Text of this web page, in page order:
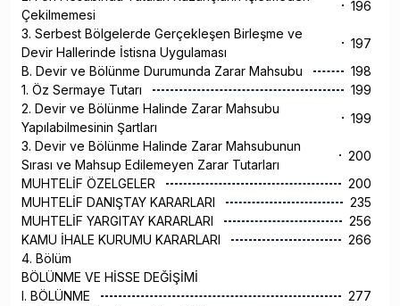
Çekilmemesi
196
3. Serbest Bölgelerde Gerçekleşen Birleşme ve
Devir Hallerinde İstisna Uygulaması
197
B. Devir ve Bölünme Durumunda Zarar Mahsubu
198
1. Öz Sermaye Tutarı
199
2. Devir ve Bölünme Halinde Zarar Mahsubu
Yapılabilmesinin Şartları
199
3. Devir ve Bölünme Halinde Zarar Mahsubunun
Sırası ve Mahsup Edilemeyen Zarar Tutarları
200
MUHTELİF ÖZELGELER
200
MUHTELİF DANIŞTAY KARARLARI
235
MUHTELİF YARGITAY KARARLARI
256
KAMU İHALE KURUMU KARARLARI
266
4. Bölüm
BÖLÜNME VE HİSSE DEĞİŞİMİ
I. BÖLÜNME
277